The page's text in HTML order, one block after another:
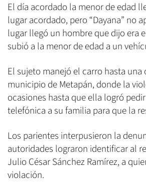
El día acordado la menor de edad
lugar acordado, pero “Dayana” no
lugar llegó un hombre que dijo era
subió a la menor de edad a un
El sujeto manejó el carro hasta una
municipio de Metapán, donde la
ocasiones hasta que ella logró
telefónica a su familia para que la
Los parientes interpusieron la
autoridades lograron identificar al
Julio César Sánchez Ramírez, a
violación.